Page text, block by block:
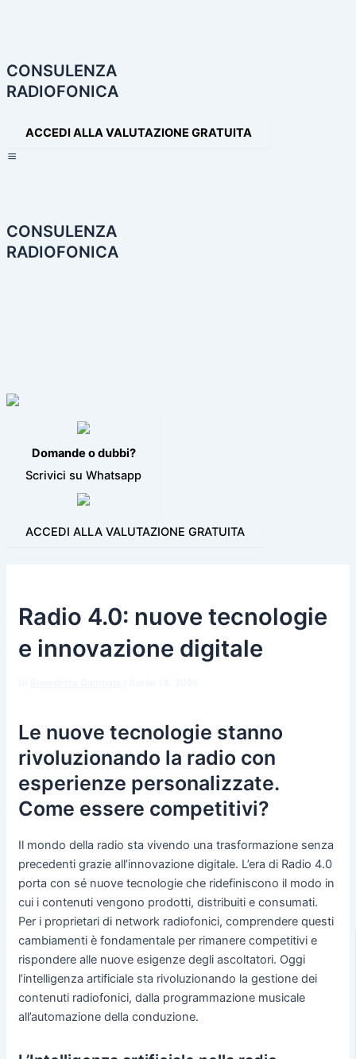
CONSULENZA
RADIOFONICA
ACCEDI ALLA VALUTAZIONE GRATUITA
CONSULENZA
RADIOFONICA
Domande o dubbi?
Scrivici su Whatsapp
ACCEDI ALLA VALUTAZIONE GRATUITA
Radio 4.0: nuove tecnologie
e innovazione digitale
Le nuove tecnologie stanno
rivoluzionando la radio con
esperienze personalizzate.
Come essere competitivi?
Il mondo della radio sta vivendo una trasformazione senza
precedenti grazie all’innovazione digitale. L’era di Radio 4.0
porta con sé nuove tecnologie che ridefiniscono il modo in
cui i contenuti vengono prodotti, distribuiti e consumati.
Per i proprietari di network radiofonici, comprendere questi
cambiamenti è fondamentale per rimanere competitivi e
rispondere alle nuove esigenze degli ascoltatori. Oggi
l’intelligenza artificiale sta rivoluzionando la gestione dei
contenuti radiofonici, dalla programmazione musicale
all’automazione della conduzione.